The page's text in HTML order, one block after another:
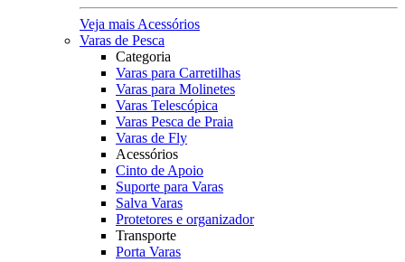
Veja mais Acessórios
Varas de Pesca
Categoria
Varas para Carretilhas
Varas para Molinetes
Varas Telescópica
Varas Pesca de Praia
Varas de Fly
Acessórios
Cinto de Apoio
Suporte para Varas
Salva Varas
Protetores e organizador
Transporte
Porta Varas